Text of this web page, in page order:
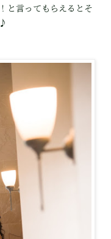
と言ってもらえるとそ